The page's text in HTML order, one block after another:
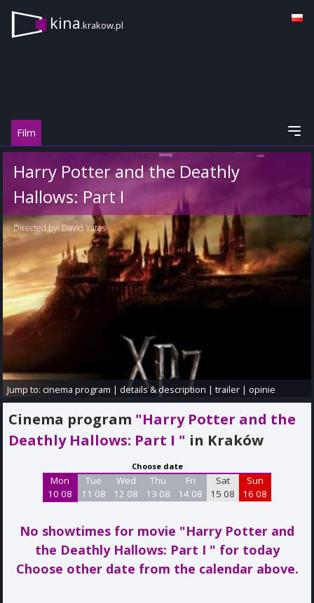
kina.krakow.pl
Film
Harry Potter and the Deathly
Hallows: Part I
Directed by: David Yates
Jump to:cinema program |details & description |trailer |opinie
Cinema program "Harry Potter and the
Deathly Hallows: Part I " in Kraków
Choose date
Mon
10 08
Tue
11 08
Wed
12 08
Thu
13 08
Fri
14 08
Sat
15 08
Sun
16 08
No showtimes for movie "Harry Potter and
the Deathly Hallows: Part I " for today
Choose other date from the calendar above.